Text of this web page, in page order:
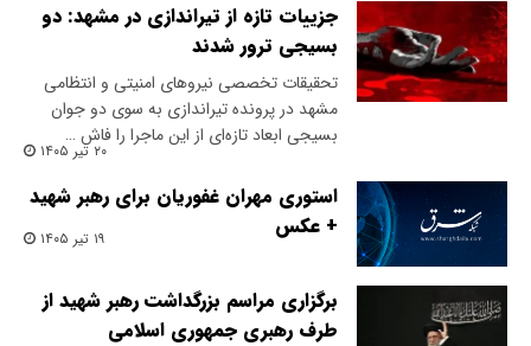
جزییات تازه از تیراندازی در مشهد: دو
بسیجی ترور شدند
تحقیقات تخصصی نیروهای امنیتی و انتظامی
مشهد در پرونده تیراندازی به سوی دو جوان
بسیجی ابعاد تازه‌ای از این ماجرا را فاش …
۲۰ تیر ۱۴۰۵
استوری مهران غفوریان برای رهبر شهید
+ عکس
۱۹ تیر ۱۴۰۵
برگزاری مراسم بزرگداشت رهبر شهید از
طرف رهبری جمهوری اسلامی